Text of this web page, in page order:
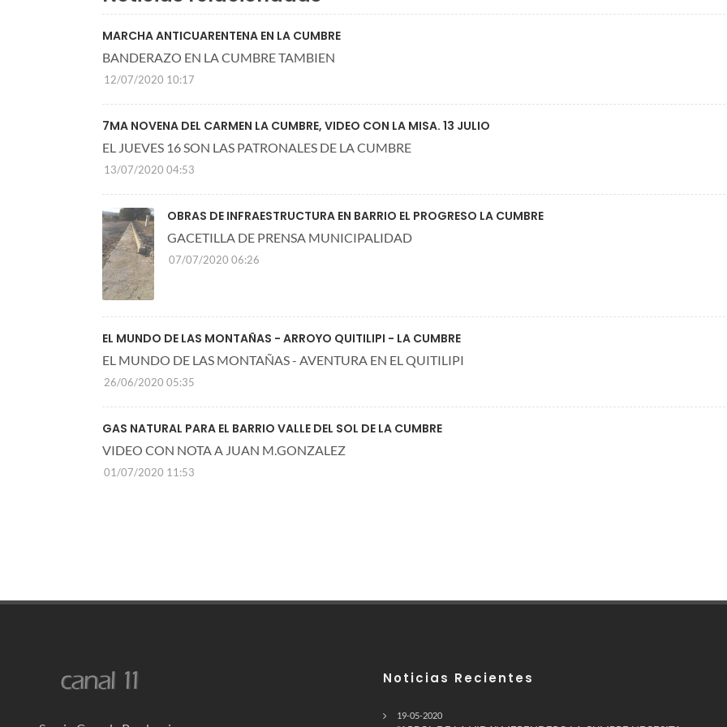
MARCHA ANTICUARENTENA EN LA CUMBRE
BANDERAZO EN LA CUMBRE TAMBIEN
12/07/2020 10:17
7MA NOVENA DEL CARMEN LA CUMBRE, VIDEO CON LA MISA. 13 JULIO
EL JUEVES 16 SON LAS PATRONALES DE LA CUMBRE
13/07/2020 04:53
OBRAS DE INFRAESTRUCTURA EN BARRIO EL PROGRESO LA CUMBRE
GACETILLA DE PRENSA MUNICIPALIDAD
07/07/2020 06:26
EL MUNDO DE LAS MONTAÑAS - ARROYO QUITILIPI - LA CUMBRE
EL MUNDO DE LAS MONTAÑAS - AVENTURA EN EL QUITILIPI
26/06/2020 05:35
GAS NATURAL PARA EL BARRIO VALLE DEL SOL DE LA CUMBRE
VIDEO CON NOTA A JUAN M.GONZALEZ
01/07/2020 11:53
Noticias Recientes
19-05-2020